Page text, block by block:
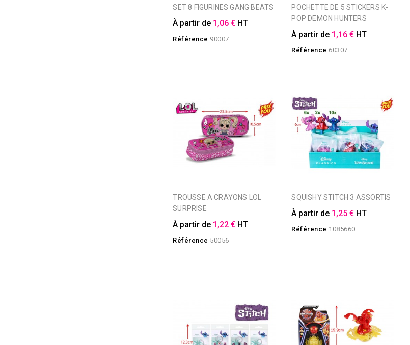
SET 8 FIGURINES GANG BEATS
À partir de 1,06 € HT
Référence 90007
POCHETTE DE 5 STICKERS K-
POP DEMON HUNTERS
À partir de 1,16 € HT
Référence 60307
TROUSSE A CRAYONS LOL
SURPRISE
À partir de 1,22 € HT
Référence 50056
SQUISHY STITCH 3 ASSORTIS
À partir de 1,25 € HT
Référence 1085660